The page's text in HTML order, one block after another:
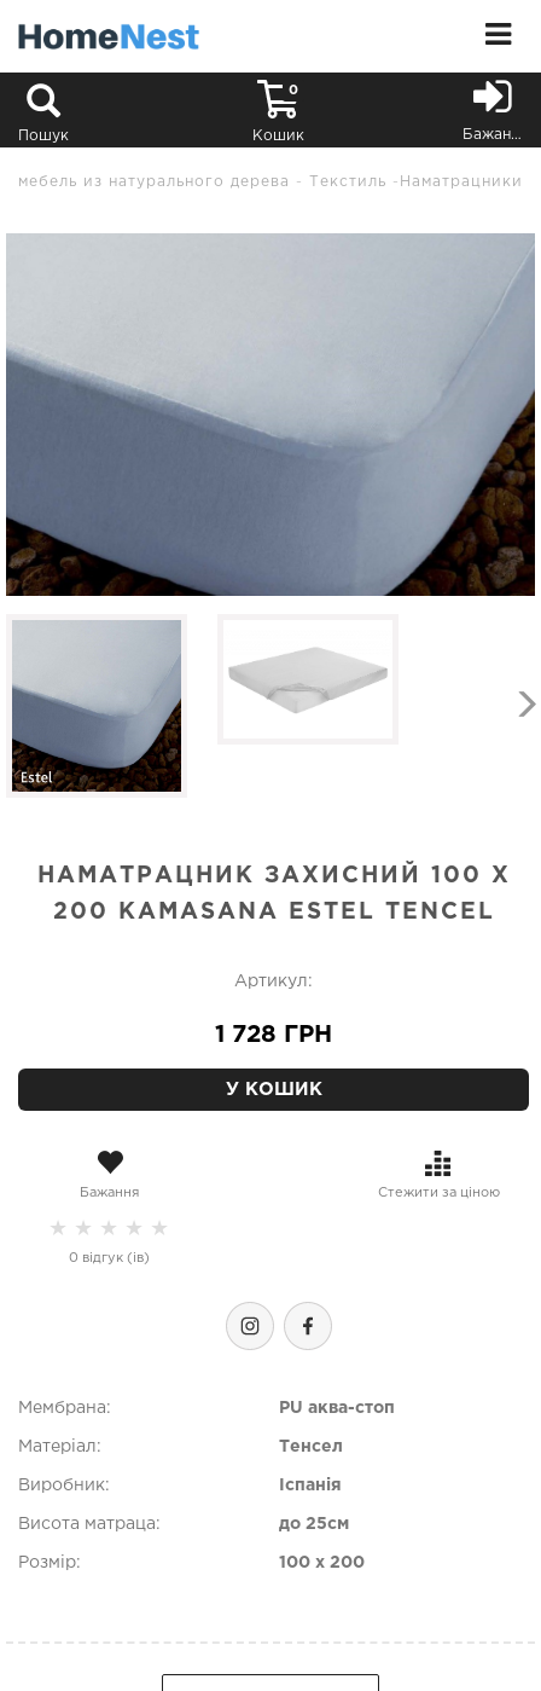
Пошук
0
Кошик Бажання
мебель из натурального дерева Текстиль Наматрацники
НАМАТРАЦНИК ЗАХИСНИЙ 100 X
200 KAMASANA ESTEL TENCEL
Артикул:
1 728 ГРН
У КОШИК
Бажання Стежити за ціною
★ ★ ★ ★ ★
0 відгук (ів)
Мембрана: PU аква-стоп
Матеріал: Тенсел
Виробник: Іспанія
Висота матраца: до 25см
Розмір: 100 x 200